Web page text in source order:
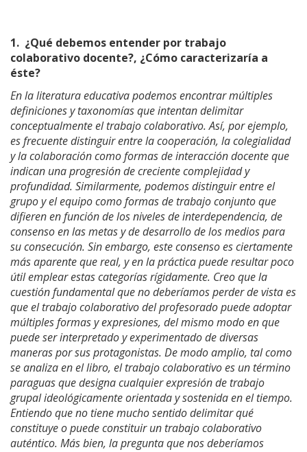
1. ¿Qué debemos entender por trabajo
colaborativo docente?, ¿Cómo caracterizaría a
éste?
En la literatura educativa podemos encontrar múltiples
definiciones y taxonomías que intentan delimitar
conceptualmente el trabajo colaborativo. Así, por ejemplo,
es frecuente distinguir entre la cooperación, la colegialidad
y la colaboración como formas de interacción docente que
indican una progresión de creciente complejidad y
profundidad. Similarmente, podemos distinguir entre el
grupo y el equipo como formas de trabajo conjunto que
difieren en función de los niveles de interdependencia, de
consenso en las metas y de desarrollo de los medios para
su consecución. Sin embargo, este consenso es ciertamente
más aparente que real, y en la práctica puede resultar poco
útil emplear estas categorías rígidamente. Creo que la
cuestión fundamental que no deberíamos perder de vista es
que el trabajo colaborativo del profesorado puede adoptar
múltiples formas y expresiones, del mismo modo en que
puede ser interpretado y experimentado de diversas
maneras por sus protagonistas. De modo amplio, tal como
se analiza en el libro, el trabajo colaborativo es un término
paraguas que designa cualquier expresión de trabajo
grupal ideológicamente orientada y sostenida en el tiempo.
Entiendo que no tiene mucho sentido delimitar qué
constituye o puede constituir un trabajo colaborativo
auténtico. Más bien, la pregunta que nos deberíamos